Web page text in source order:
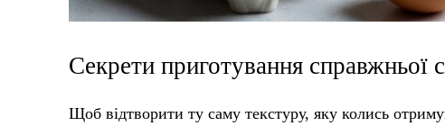
Секрети приготування справжньої
Щоб відтворити ту саму текстуру, яку колись